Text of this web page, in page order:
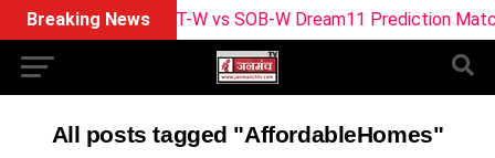
Breaking NewsTRT-W vs SOB-W Dream11 Prediction Match
All posts tagged "AffordableHomes"